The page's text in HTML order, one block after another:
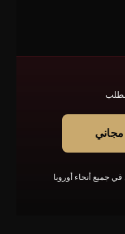
جميع أنحاء أوروبا